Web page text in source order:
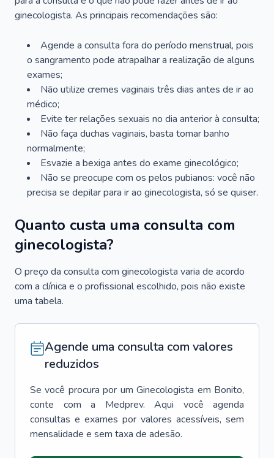
ginecologista. As principais recomendações são:
Agende a consulta fora do período menstrual, pois
o sangramento pode atrapalhar a realização de alguns
exames;
Não utilize cremes vaginais três dias antes de ir ao
médico;
Evite ter relações sexuais no dia anterior à consulta;
Não faça duchas vaginais, basta tomar banho
normalmente;
Esvazie a bexiga antes do exame ginecológico;
Não se preocupe com os pelos pubianos: você não
precisa se depilar para ir ao ginecologista, só se quiser.
Quanto custa uma consulta com
ginecologista?
O preço da consulta com ginecologista varia de acordo
com a clínica e o profissional escolhido, pois não existe
uma tabela.
Agende uma consulta com valores
reduzidos
Se você procura por um Ginecologista em Bonito,
conte com a Medprev. Aqui você agenda
consultas e exames por valores acessíveis, sem
mensalidade e sem taxa de adesão.